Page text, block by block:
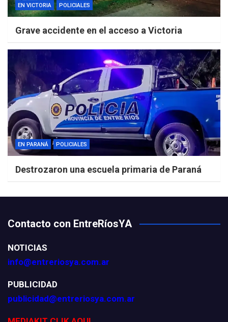
EN VICTORIA POLICIALES
Grave accidente en el acceso a Victoria
EN PARANÁ POLICIALES
Destrozaron una escuela primaria de Paraná
Contacto con EntreRíosYA
NOTICIAS
info@entreriosya.com.ar
PUBLICIDAD
publicidad@entreriosya.com.ar